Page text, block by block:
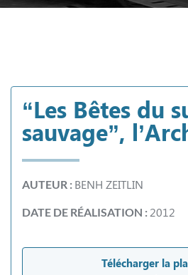
“Les Bêtes du
sauvage”,
AUTEUR : BENH ZEITLIN
DATE DE RÉALISATION :2012
Télécharger la